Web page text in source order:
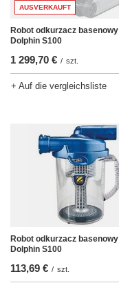
AUSVERKAUFT
Robot odkurzacz basenowy
Dolphin S100
1 299,70 € / szt.
+ Auf die vergleichsliste
Robot odkurzacz basenowy
Dolphin S100
113,69 € / szt.